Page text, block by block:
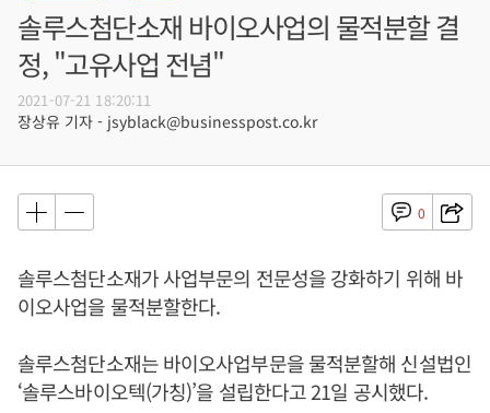
솔루스첨단소재 바이오사업의 물적분할 결
정, "고유사업 전념"
2021-07-21 18:20:11
장상유 기자 - jsyblack@businesspost.co.kr
0
솔루스첨단소재가 사업부문의 전문성을 강화하기 위해 바
이오사업을 물적분할한다.
솔루스첨단소재는 바이오사업부문을 물적분할해 신설법인
‘솔루스바이오텍(가칭)’을 설립한다고 21일 공시했다.